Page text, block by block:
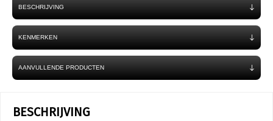
BESCHRIJVING
KENMERKEN
AANVULLENDE PRODUCTEN
BESCHRIJVING